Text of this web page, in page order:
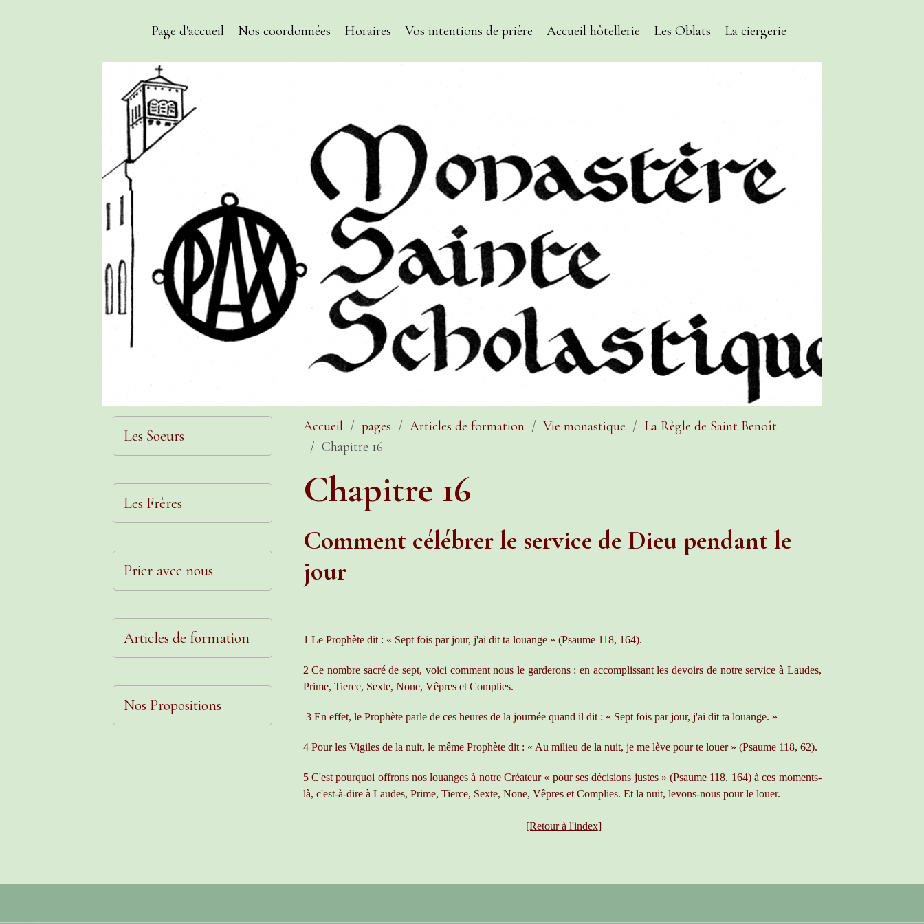
Page d'accueil Nos coordonnées Horaires Vos intentions de prière Accueil hôtellerie Les Oblats La ciergerie
Accueil pages Articles de formation Vie monastique
La Règle de Saint Benoît
Chapitre 16
Chapitre 16
Comment célébrer le service de Dieu pendant le
jour
1 Le Prophète dit : « Sept fois par jour, j'ai dit ta louange » (Psaume 118, 164).
2 Ce nombre sacré de sept, voici comment nous le garderons : en accomplissant les devoirs de notre service à Laudes,
Prime, Tierce, Sexte, None, Vêpres et Complies.
3 En effet, le Prophète parle de ces heures de la journée quand il dit : « Sept fois par jour, j'ai dit ta louange. »
4 Pour les Vigiles de la nuit, le même Prophète dit : « Au milieu de la nuit, je me lève pour te louer » (Psaume 118, 62).
5 C'est pourquoi offrons nos louanges à notre Créateur « pour ses décisions justes » (Psaume 118, 164) à ces moments-
là, c'est-à-dire à Laudes, Prime, Tierce, Sexte, None, Vêpres et Complies. Et la nuit, levons-nous pour le louer.
[Retour à l'index]
Les Soeurs
Les Frères
Prier avec nous
Articles de formation
Nos Propositions